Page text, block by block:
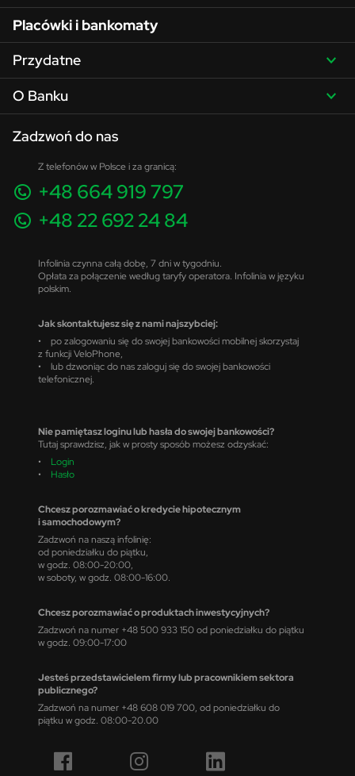
Placówki i bankomaty
Przydatne
O Banku
Zadzwoń do nas
Z telefonów w Polsce i za granicą:
+48 664 919 797
+48 22 692 24 84
Infolinia czynna całą dobę, 7 dni w tygodniu.
Opłata za połączenie według taryfy operatora. Infolinia w języku
polskim.
Jak skontaktujesz się z nami najszybciej:
• po zalogowaniu się do swojej bankowości mobilnej skorzystaj
z funkcji VeloPhone,
• lub dzwoniąc do nas zaloguj się do swojej bankowości
telefonicznej.
Nie pamiętasz loginu lub hasła do swojej bankowości?
Tutaj sprawdzisz, jak w prosty sposób możesz odzyskać:
• Login
• Hasło
Chcesz porozmawiać o kredycie hipotecznym
i samochodowym?
Zadzwoń na naszą infolinię:
od poniedziałku do piątku,
w godz. 08:00-20:00,
w soboty, w godz. 08:00-16:00.
Chcesz porozmawiać o produktach inwestycyjnych?
Zadzwoń na numer +48 500 933 150 od poniedziałku do piątku
w godz. 09:00-17:00
Jesteś przedstawicielem firmy lub pracownikiem sektora
publicznego?
Zadzwoń na numer +48 608 019 700, od poniedziałku do
piątku w godz. 08:00-20.00